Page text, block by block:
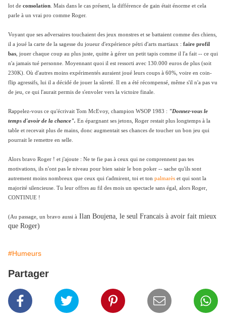
lot de consolation . Mais dans le cas présent, la différence de gain était énorme et cela
parle à un vrai pro comme Roger.
Voyant que ses adversaires touchaient des jeux monstres et se battaient comme des chiens,
il a joué la carte de la sagesse du joueur d'expérience pétri d'arts martiaux : faire profil
bas , jouer chaque coup au plus juste, quitte à gérer un petit tapis comme il l'a fait -- ce qui
n'a jamais tué personne. Moyennant quoi il est ressorti avec 130.000 euros de plus (soit
230K). Où d'autres moins expérimentés auraient joué leurs coups à 60%, voire en coin-
flip agressifs, lui il a décidé de jouer la sûreté. Il en a été récompensé, même s'il n'a pas vu
de jeu, ce qui l'aurait permis de s'envoler vers la victoire finale.
Rappelez-vous ce qu'écrivait Tom McEvoy, champion WSOP 1983 : "Donnez-vous le
temps d'avoir de la chance". En épargnant ses jetons, Roger restait plus longtemps à la
table et recevait plus de mains, donc augmentait ses chances de toucher un bon jeu qui
pourrait le remettre en selle.
Alors bravo Roger ! et j'ajoute : Ne te fie pas à ceux qui ne comprennent pas tes
motivations, ils n'ont pas le niveau pour bien saisir le bon poker -- sache qu'ils sont
autrement moins nombreux que ceux qui t'admirent, toi et ton palmarès et qui sont la
majorité silencieuse. Tu leur offres au fil des mois un spectacle sans égal, alors Roger,
CONTINUE !
(Au passage, un bravo aussi à Ilan Boujena, le seul Francais à avoir fait mieux
que Roger)
#Humeurs
Partager